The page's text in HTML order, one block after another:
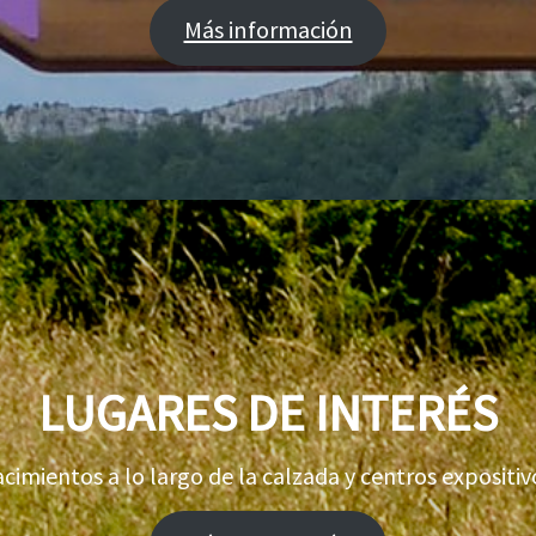
Más información
LUGARES DE INTERÉS
a lo largo de la calzada y centros